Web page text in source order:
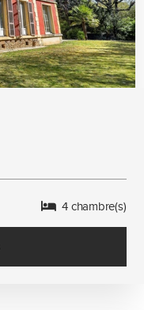
4 chambre(s)